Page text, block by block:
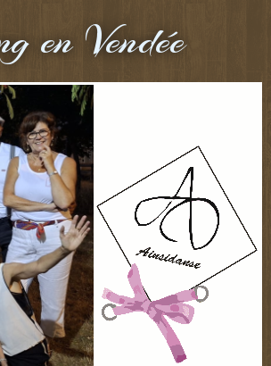
en Vendée